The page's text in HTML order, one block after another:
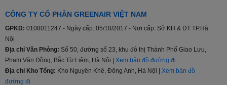
Tủ lạnh Samsung sản xuất với nhiều kích thước khác nhau 208l,
236l, 360l, 380l, 488l…cho đến 648l và 655 lít giúp người tiêu dùng
thoải mái lựa chọn sản phẩm phù hợp với nhu cầu, tiếp xúc với
lượng lớn khách hàng hơn, từ phân khúc tầm trung, trung - cao
cấp hay cao cấp.
CÔNG TY CỔ PHẦN GREENAIR VIỆT NAM
GPKD: 0108011247 - Ngày cấp: 05/10/2017 - Nơi cấp: Sở KH & ĐT TP.Hà
Nội
Địa chỉ Văn Phòng: Số 50, đường số 23, khu đô thị Thành Phố Giao Lưu,
Phạm Văn Đồng, Bắc Từ Liêm, Hà Nội | Xem bản đồ đường đi
Địa chỉ Kho Tổng: Kho Nguyên Khê, Đông Anh, Hà Nội | Xem bản đồ
đường đi